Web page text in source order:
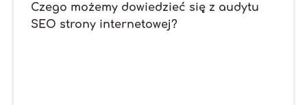
Czego możemy dowiedzieć się z audytu
SEO strony internetowej?